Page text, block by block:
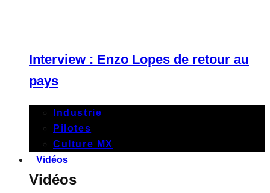
Interview : Enzo Lopes de retour au
pays
Industrie
Pilotes
Culture MX
Vidéos
Vidéos